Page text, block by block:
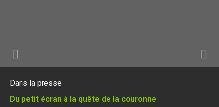
Dans la presse
Du petit écran à la quête de la couronne